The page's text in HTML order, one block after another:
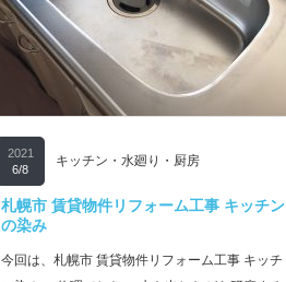
2021
6/8
キッチン・水廻り・厨房
札幌市 賃貸物件リフォーム工事 キッチン
の染み
今回は、札幌市 賃貸物件リフォーム工事 キッチ